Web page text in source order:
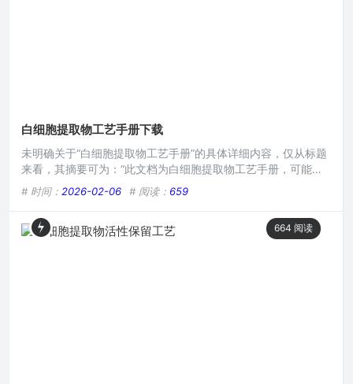
白细胞提取物工艺手册下载
未明确关于“白细胞提取物工艺手册”的具体详细内容，仅从标题
来看，其摘要可为：“此文档为白细胞提取物工艺手册，可能包
含白细胞提取物的制备工艺相关信息，如原材料选取、提取步
骤、操作条件等内容，或许还涉及质量控制等方面，可供从事白
细胞提取物研发、生产等相关领域人员下载参考，以了解该工艺
的具体流程与要点。”本文目录导读： 白细胞提取物的重要性工
# 时间： 2026-02-06 # 阅读： 659
664 阅读